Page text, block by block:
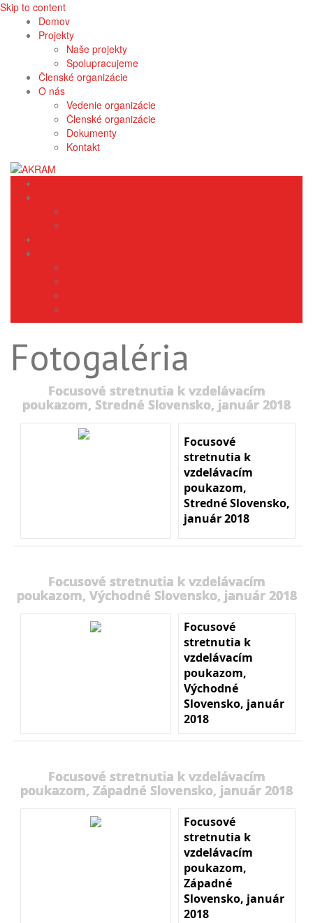
Skip to content
Domov
Projekty
Naše projekty
Spolupracujeme
Členské organizácie
O nás
Vedenie organizácie
Členské organizácie
Dokumenty
Kontakt
Fotogaléria
Focusové stretnutia k vzdelávacím
poukazom, Stredné Slovensko, január 2018
Focusové
stretnutia k
vzdelávacím
poukazom,
Stredné Slovensko,
január 2018
Focusové stretnutia k vzdelávacím
poukazom, Východné Slovensko, január 2018
Focusové
stretnutia k
vzdelávacím
poukazom,
Východné
Slovensko, január
2018
Focusové stretnutia k vzdelávacím
poukazom, Západné Slovensko, január 2018
Focusové
stretnutia k
vzdelávacím
poukazom,
Západné
Slovensko, január
2018